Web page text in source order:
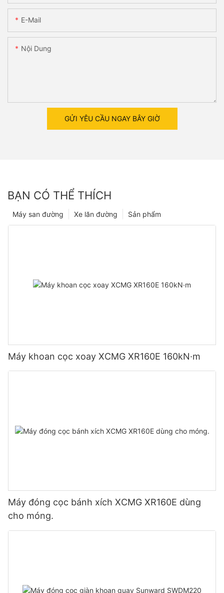
E-Mail
Nội Dung
GỬI YÊU CẦU NGAY BÂY GIỜ
BẠN CÓ THỂ THÍCH
Sản phẩm
Xe lăn đường
Máy san đường
Máy khoan cọc xoay XCMG XR160E 160kN·m
Máy đóng cọc bánh xích XCMG XR160E dùng
cho móng.